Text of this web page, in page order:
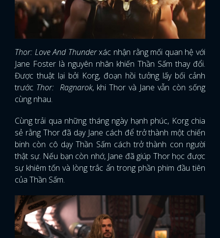
Thor: Love And Thunderxác nhận rằng mối quan hệ với
Jane Foster là nguyên nhân khiến Thần Sấm thay đổi.
Được thuật lại bởi Korg, đoạn hồi tưởng lấy bối cảnh
trước Thor: Ragnarok, khi Thor và Jane vẫn còn sống
cùng nhau.
Cùng trải qua những tháng ngày hạnh phúc, Korg chia
sẻ rằng Thor đã dạy Jane cách để trở thành một chiến
binh còn cô dạy Thần Sấm cách trở thành con người
thật sự. Nếu bạn còn nhớ, Jane đã giúp Thor học được
sự khiêm tốn và lòng trắc ẩn trong phần phim đầu tiên
của Thần Sấm.